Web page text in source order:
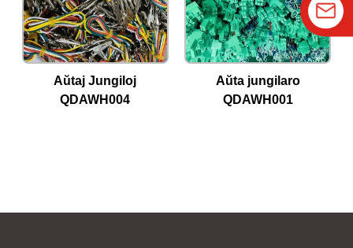
Aŭtaj ​​Jungiloj
QDAWH004
Aŭta jungilaro
QDAWH001